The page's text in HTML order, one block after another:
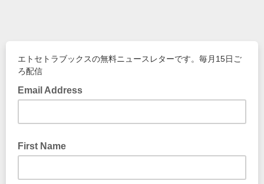
エトセトラブックスの無料ニュースレターです。毎月15日ご
ろ配信
Email Address
First Name